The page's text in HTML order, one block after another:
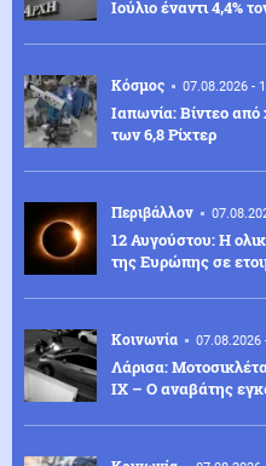
Ιούλιο έναντι 4,4%
Κόσμος 07.08.2026 -
Ιαπωνία: Βίντεο
των 6,8 Ρίχτερ
Περιβάλλον
12 Αυγούστου: Η
της Ευρώπης σε
Κοινωνία 07.08.2026
Λάρισα:
ΙΧ – Ο αναβάτης